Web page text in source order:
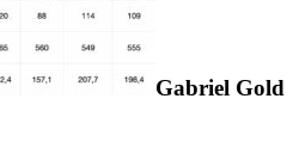
Gabriel Gold